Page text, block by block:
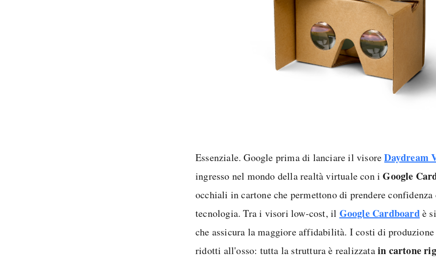
Essenziale. Google prima di lanciare il visoreDaydream
ingresso nel mondo della realtà virtuale con iGoogle
occhiali in cartone che permettono di prendere confidenza
tecnologia. Tra i visori low-cost, il Google Cardboardè
che assicura la maggiore affidabilità. I costi di produzione
ridotti all'osso: tutta la struttura è realizzatain cartone